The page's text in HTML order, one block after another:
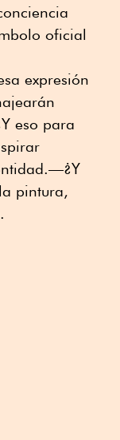
oficial
expresión
eso para
pintura,